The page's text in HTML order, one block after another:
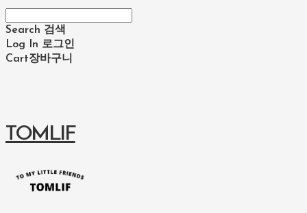
Search 검색
Log In 로그인
Cart장바구니
TOMLIF